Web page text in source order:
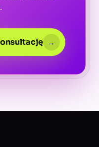
→